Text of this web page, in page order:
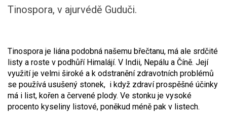
Tinospora, v ajurvédě Guduči.
Tinospora je liána podobná našemu břečtanu, má ale srdčité
listy a roste v podhůří Himalájí. V Indii, Nepálu a Číně. Její
využití je velmi široké a k odstranění zdravotních problémů
se používá usušený stonek, i když zdraví prospěšné účinky
má i list, kořen a červené plody. Ve stonku je vysoké
procento kyseliny listové, poněkud méně pak v listech.